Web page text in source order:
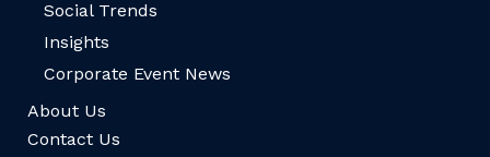
Social Trends
Insights
Corporate Event News
About Us
Contact Us